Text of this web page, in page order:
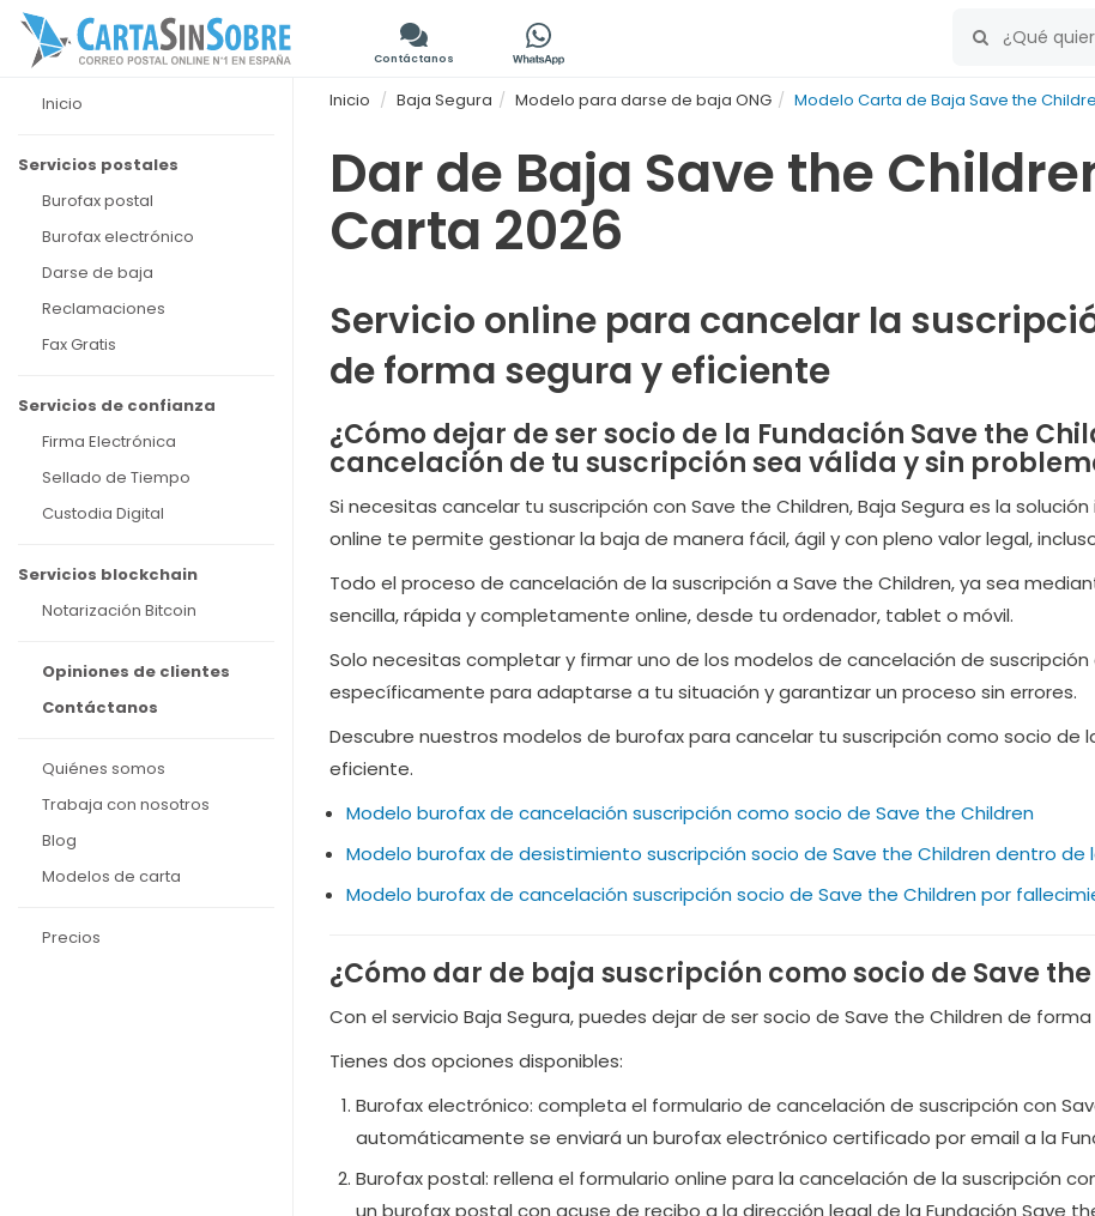
Contáctanos
Inicio
Servicios postales
Burofax postal
Burofax electrónico
Darse de baja
Reclamaciones
Fax Gratis
Servicios de confianza
Firma Electrónica
Sellado de Tiempo
Custodia Digital
Servicios blockchain
Notarización Bitcoin
Opiniones de clientes
Contáctanos
Quiénes somos
Trabaja con nosotros
Blog
Modelos de carta
Precios
Inicio Baja Segura Modelo para darse de baja ONG Modelo Carta de Baja Save the
Dar de Baja Save the
Carta 2026
Servicio online para cancelar la
de forma segura y eficiente
¿Cómo dejar de ser socio de la Fundación Save the
cancelación de tu suscripción sea válida y sin
Si necesitas cancelar tu suscripción con Save the Children, Baja Segura es la
online te permite gestionar la baja de manera fácil, ágil y con pleno valor legal,
Todo el proceso de cancelación de la suscripción a Save the Children, ya sea
sencilla, rápida y completamente online, desde tu ordenador, tablet o móvil.
Solo necesitas completar y firmar uno de los modelos de cancelación de
específicamente para adaptarse a tu situación y garantizar un proceso sin errores.
Descubre nuestros modelos de burofax para cancelar tu suscripción como socio de
eficiente.
Modelo burofax de cancelación suscripción como socio de Save the Children
Modelo burofax de desistimiento suscripción socio de Save the Children dentro de
Modelo burofax de cancelación suscripción socio de Save the Children por
¿Cómo dar de baja suscripción como socio de Save
Con el servicio Baja Segura, puedes dejar de ser socio de Save the Children de
Tienes dos opciones disponibles:
Burofax electrónico: completa el formulario de cancelación de suscripción con
automáticamente se enviará un burofax electrónico certificado por email a la
Burofax postal: rellena el formulario online para la cancelación de la suscripción
un burofax postal con acuse de recibo a la dirección legal de la Fundación Save